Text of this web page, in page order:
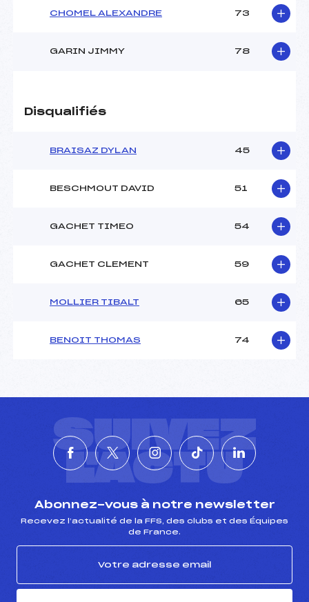
CHOMEL ALEXANDRE 73
GARIN JIMMY 78
Disqualifiés
BRAISAZ DYLAN 45
BESCHMOUT DAVID 51
GACHET TIMEO 54
GACHET CLEMENT 59
MOLLIER TIBALT 65
BENOIT THOMAS 74
SUIVEZ
L'ACTU
Abonnez-vous à notre newsletter
Recevez l’actualité de la FFS, des clubs et des Équipes
de France.